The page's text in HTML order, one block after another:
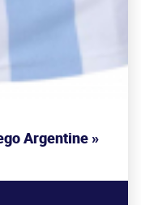
Argentine »